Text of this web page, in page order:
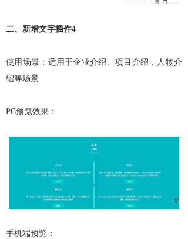
二、新增文字插件4
使用场景：适用于企业介绍、项目介绍，人物介
绍等场景
PC预览效果：
手机端预览：